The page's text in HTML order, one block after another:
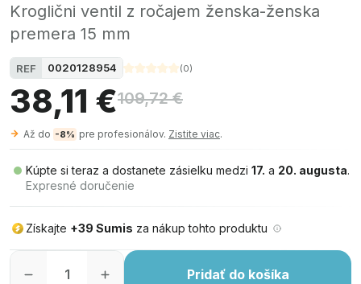
Kroglični ventil z ročajem ženska-ženska
premera 15 mm
REF 0020128954 (0)
38,11 €109,72 €
Až do -8% pre profesionálov. Zistite viac.
Kúpte si teraz a dostanete zásielku medzi 17. a 20. augusta.
Expresné doručenie
Získajte +39 Sumis za nákup tohto produktu
Pridať do košíka